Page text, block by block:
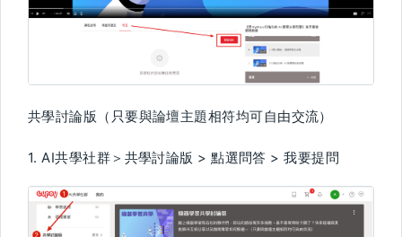
共學討論版（只要與論壇主題相符均可自由交流）
1. AI共學社群＞共學討論版 > 點選問答 > 我要提問